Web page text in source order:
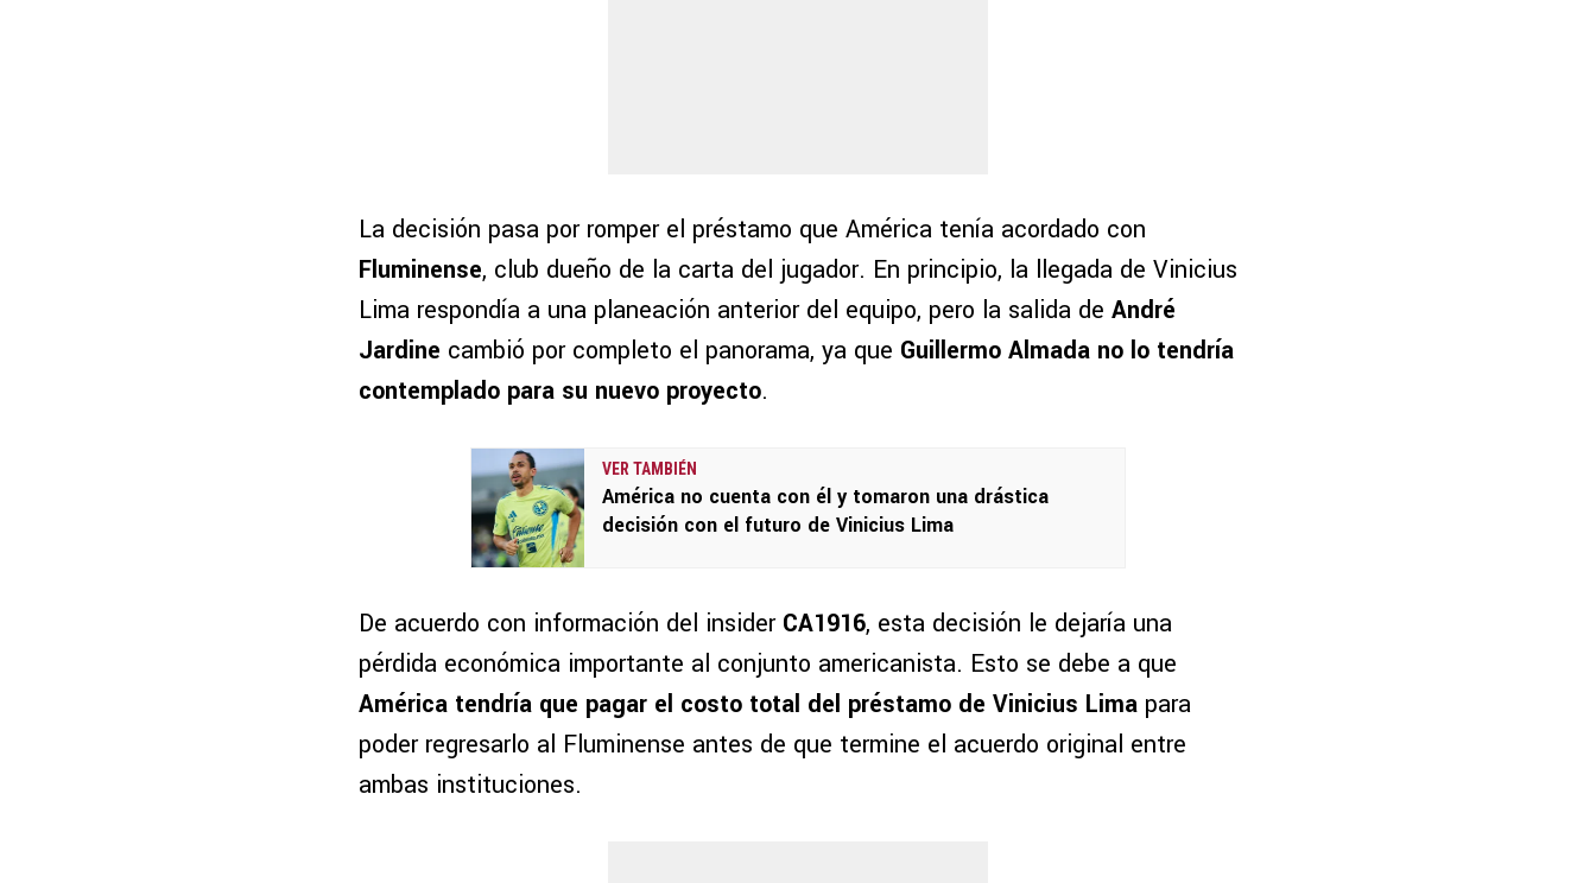
La decisión pasa por romper el préstamo que América tenía acordado con
Fluminense, club dueño de la carta del jugador. En principio, la llegada de Vinicius
Lima respondía a una planeación anterior del equipo, pero la salida de André
Jardine cambió por completo el panorama, ya que Guillermo Almada no lo tendría
contemplado para su nuevo proyecto.
VER TAMBIÉN
América no cuenta con él y tomaron una drástica
decisión con el futuro de Vinicius Lima
De acuerdo con información del insider CA1916, esta decisión le dejaría una
pérdida económica importante al conjunto americanista. Esto se debe a que
América tendría que pagar el costo total del préstamo de Vinicius Lima para
poder regresarlo al Fluminense antes de que termine el acuerdo original entre
ambas instituciones.